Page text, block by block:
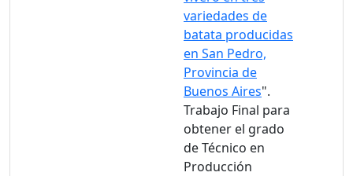
variedades de
batata producidas
en San Pedro,
Provincia de
Buenos Aires".
Trabajo Final para
obtener el grado
de Técnico en
Producción